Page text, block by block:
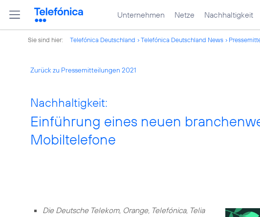
Unternehmen Netze Nachhaltigkeit
Sie sind hier: Telefónica Deutschland Telefónica Deutschland News
Zurück zu Pressemitteilungen 2021
Nachhaltigkeit:
Einführung eines neuen
Mobiltelefone
Die Deutsche Telekom, Orange, Telefónica, Telia